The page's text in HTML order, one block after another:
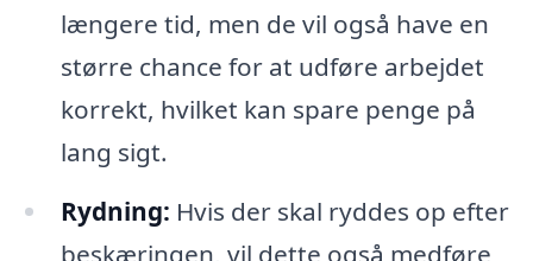
længere tid, men de vil også have en
større chance for at udføre arbejdet
korrekt, hvilket kan spare penge på
lang sigt.
Rydning: Hvis der skal ryddes op efter
beskæringen, vil dette også medføre